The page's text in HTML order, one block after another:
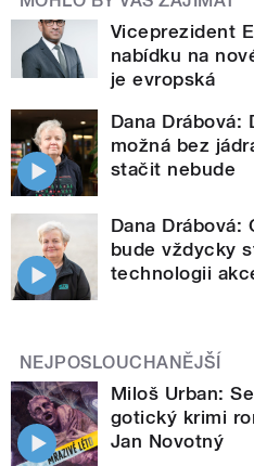
Viceprezident
nabídku na
je evropská
Dana Drábová:
možná bez
stačit nebude
Dana Drábová:
bude vždycky
technologii
NEJPOSLOUCHANĚJŠÍ
Miloš Urban:
gotický krimi
Jan Novotný